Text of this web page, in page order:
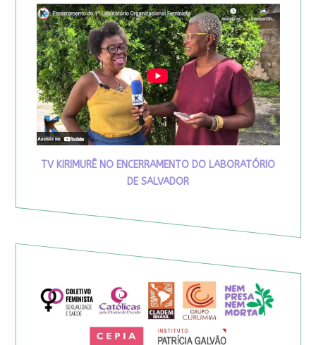
TV KIRIMURÊ NO ENCERRAMENTO DO LABORATÓRIO
DE SALVADOR